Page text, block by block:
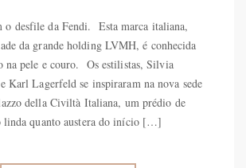
o desfile da Fendi. Esta marca italiana,
da grande holding LVMH, é conhecida
na pele e couro. Os estilistas, Silvia
Karl Lagerfeld se inspiraram na nova sede
della Civiltà Italiana, um prédio de
linda quanto austera do início […]